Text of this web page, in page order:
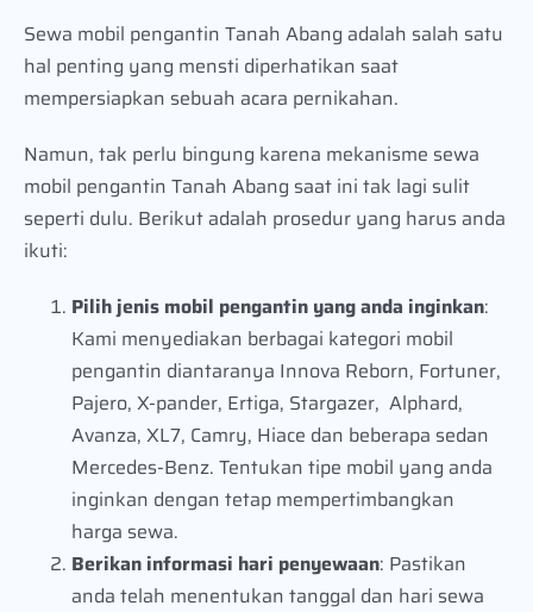
Sewa mobil pengantin Tanah Abang adalah salah satu
hal penting yang mensti diperhatikan saat
mempersiapkan sebuah acara pernikahan.
Namun, tak perlu bingung karena mekanisme sewa
mobil pengantin Tanah Abang saat ini tak lagi sulit
seperti dulu. Berikut adalah prosedur yang harus anda
ikuti:
Pilih jenis mobil pengantin yang anda inginkan:
Kami menyediakan berbagai kategori mobil
pengantin diantaranya Innova Reborn, Fortuner,
Pajero, X-pander, Ertiga, Stargazer, Alphard,
Avanza, XL7, Camry, Hiace dan beberapa sedan
Mercedes-Benz. Tentukan tipe mobil yang anda
inginkan dengan tetap mempertimbangkan
harga sewa.
Berikan informasi hari penyewaan: Pastikan
anda telah menentukan tanggal dan hari sewa